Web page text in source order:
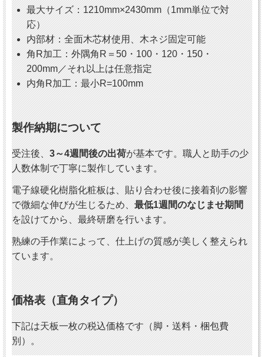
最大サイズ：1210mm×2430mm（1mm単位で対
応）
内部材：全面木芯材使用、木ネジ固定可能
角R加工：外隅角R＝50・100・120・150・
200mm／それ以上は任意指定
内角R加工：最小R=100mm
製作納期について
受注後、3～4週間後の出荷が基本です。職人と助手の少
人数体制で丁寧に製作しています。
電子線硬化樹脂化粧板は、貼り合わせ後に接着剤の影響
で微細な伸びが生じるため、最低1週間のなじませ期間
を設けてから、最終研磨を行います。
熟練の手作業によって、仕上げの質感が美しく整えられ
ています。
価格表（直角タイプ）
下記は天板一枚の税込価格です（脚・送料・梱包費
別）。